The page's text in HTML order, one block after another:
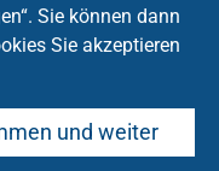
Sie können dann
Sie akzeptieren
und weiter